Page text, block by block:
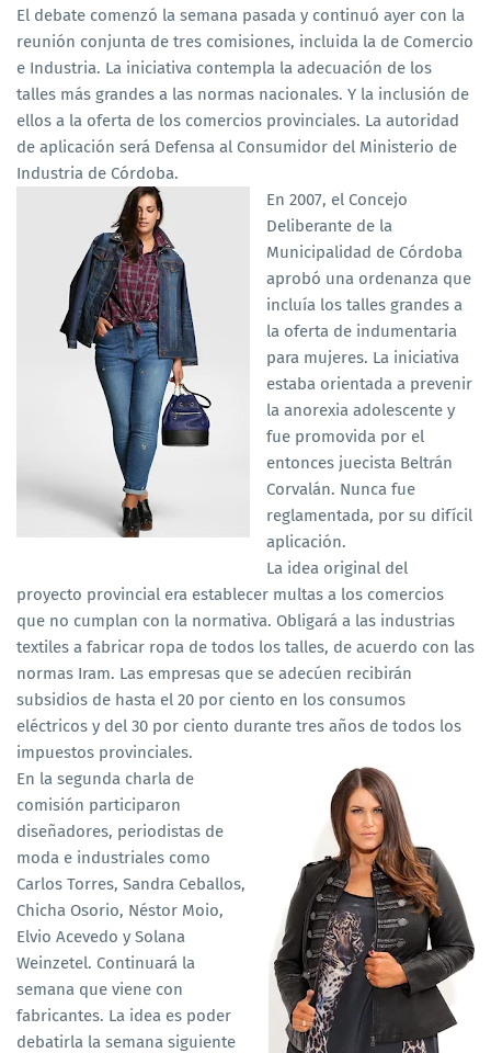
El debate comenzó la semana pasada y continuó ayer con la
reunión conjunta de tres comisiones, incluida la de Comercio
e Industria. La iniciativa contempla la adecuación de los
talles más grandes a las normas nacionales. Y la inclusión de
ellos a la oferta de los comercios provinciales. La autoridad
de aplicación será Defensa al Consumidor del Ministerio de
Industria de Córdoba.
En 2007, el Concejo
Deliberante de la
Municipalidad de Córdoba
aprobó una ordenanza que
incluía los talles grandes a
la oferta de indumentaria
para mujeres. La iniciativa
estaba orientada a prevenir
la anorexia adolescente y
fue promovida por el
entonces juecista Beltrán
Corvalán. Nunca fue
reglamentada, por su difícil
aplicación.
La idea original del
proyecto provincial era establecer multas a los comercios
que no cumplan con la normativa. Obligará a las industrias
textiles a fabricar ropa de todos los talles, de acuerdo con las
normas Iram. Las empresas que se adecúen recibirán
subsidios de hasta el 20 por ciento en los consumos
eléctricos y del 30 por ciento durante tres años de todos los
impuestos provinciales.
En la segunda charla de
comisión participaron
diseñadores, periodistas de
moda e industriales como
Carlos Torres, Sandra Ceballos,
Chicha Osorio, Néstor Moio,
Elvio Acevedo y Solana
Weinzetel. Continuará la
semana que viene con
fabricantes. La idea es poder
debatirla la semana siguiente